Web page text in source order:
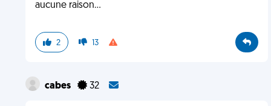
aucune raison...
2 13
cabes 32